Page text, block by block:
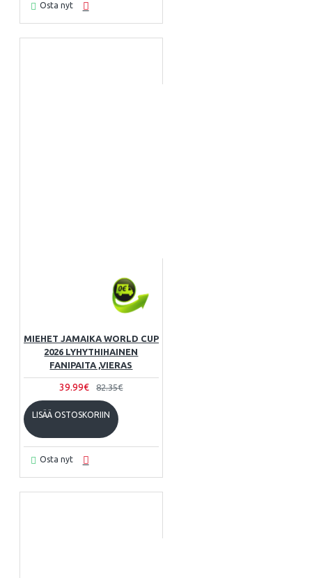
Osta nyt
MIEHET JAMAIKA WORLD CUP
2026 LYHYTHIHAINEN
FANIPAITA ,VIERAS
39.99€ 82.35€
LISÄÄ OSTOSKORIIN
Osta nyt